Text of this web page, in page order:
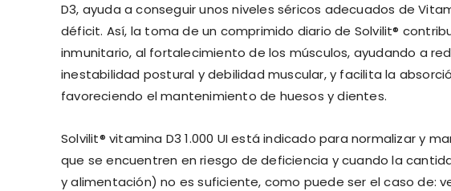
D3, ayuda a conseguir unos niveles séricos adecuados de
déficit. Así, la toma de un comprimido diario de Solvilit®
inmunitario, al fortalecimiento de los músculos, ayudando a
inestabilidad postural y debilidad muscular, y facilita la
favoreciendo el mantenimiento de huesos y dientes.
Solvilit® vitamina D3 1.000 UI está indicado para normalizar y
que se encuentren en riesgo de deficiencia y cuando la
y alimentación) no es suficiente, como puede ser el caso de: